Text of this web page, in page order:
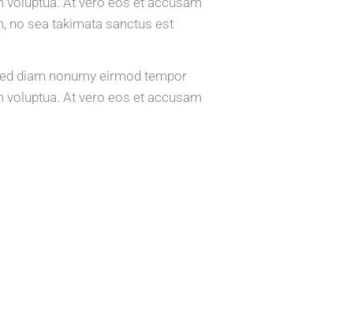
no sea takimata sanctus est
diam nonumy eirmod tempor
voluptua. At vero eos et accusam